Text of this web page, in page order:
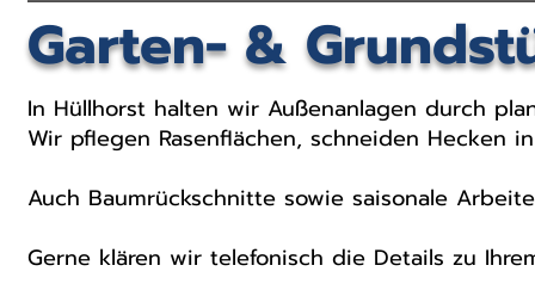
Garten- &
In Hüllhorst halten wir Außenanlagen durch
Wir pflegen Rasenflächen, schneiden Hecken
Auch Baumrückschnitte sowie saisonale
Gerne klären wir telefonisch die Details zu